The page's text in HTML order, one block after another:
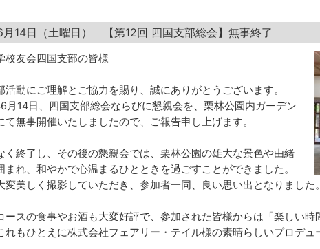
14日（土曜日） 【第12回 四国支部総会】無事終了
校友会四国支部の皆様
活動にご理解とご協力を賜り、誠にありがとうございます。
月14日、四国支部総会ならびに懇親会を、栗林公園内ガーデン
て無事開催いたしましたので、ご報告申し上げます。
く終了し、その後の懇親会では、栗林公園の雄大な景色や由緒
まれ、和やかで心温まるひとときを過ごすことができました。
変美しく撮影していただき、参加者一同、良い思い出となりました。
ースの食事やお酒も大変好評で、参加された皆様からは「楽しい
れもひとえに株式会社フェアリー・テイル様の素晴らしいプロデ